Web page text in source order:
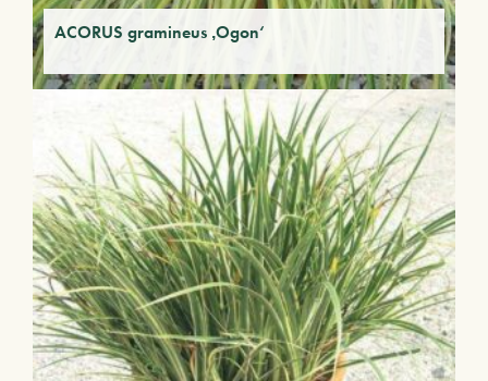
ACORUS gramineus ‚Ogon‘